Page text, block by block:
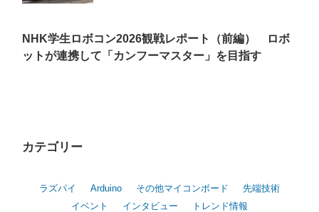
NHK学生ロボコン2026観戦レポート（前編） ロボ
ットが連携して「カンフーマスター」を目指す
カテゴリー
ラズパイ Arduino その他マイコンボード
先端技術
イベント
インタビュー トレンド情報